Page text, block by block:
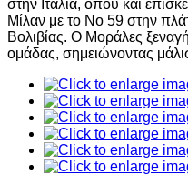
στην Ιταλία, όπου και
Μίλαν με το Νο 59 στην
Βολιβίας. Ο Μοράλες
ομάδας, σημειώνοντας